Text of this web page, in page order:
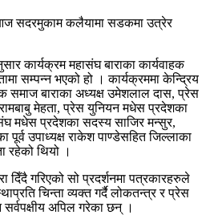
सदरमुकाम कलैयामा सडकमा उत्रेर
कार्यक्रम महासंघ बाराका कार्यवाहक
सम्पन्न भएको हो । कार्यक्रममा केन्द्रिय
समाज बाराका अध्यक्ष उमेशलाल दास, प्रेस
मेहता, प्रेस युनियन मधेस प्रदेशका
मधेस प्रदेशका सदस्य साजिर मन्सुर,
पूर्व उपाध्यक्ष राकेश पाण्डेसहित जिल्लाका
रहेको थियो ।
दिँदै गरिएको सो प्रदर्शनमा पत्रकारहरुले
चिन्ता व्यक्त गर्दै लोकतन्त्र र प्रेस
अपिल गरेका छन् ।